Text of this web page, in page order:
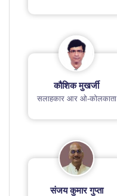
कौशिक मुखर्जी
सलाहकार आर ओ-कोलकाता
संजय कुमार गुप्ता